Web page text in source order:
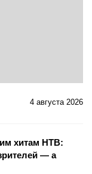
4 августа 2026
хитам НТВ:
— а